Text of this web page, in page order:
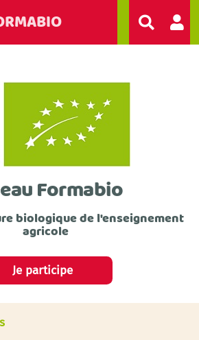
Formabio
biologique de l'enseignement
agricole
Je participe